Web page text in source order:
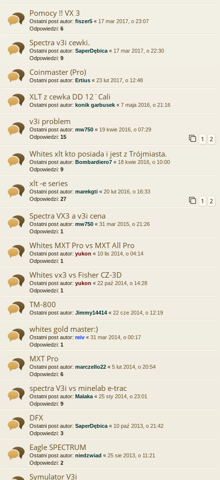
Pomocy !! VX 3
Ostatni post autor: fiszer5 « 17 mar 2017, o 23:07
Odpowiedzi: 6
Spectra v3i cewki.
Ostatni post autor: SaperDębica « 17 mar 2017, o 22:30
Odpowiedzi: 9
Coinmaster (Pro)
Ostatni post autor: Ertius « 23 lut 2017, o 12:48
XLT z cewka DD 12`Cali
Ostatni post autor: konik garbusek « 7 maja 2016, o 21:16
v3i problem
Ostatni post autor: mw750 « 19 kwie 2016, o 07:29
Odpowiedzi: 15 1 2
Whites xlt kto posiada i jest z Trójmiasta.
Ostatni post autor: Bombardiero7 « 18 kwie 2016, o 10:00
Odpowiedzi: 9
xlt -e series
Ostatni post autor: marekgti « 20 lut 2016, o 16:33
Odpowiedzi: 27 1 2
Spectra VX3 a v3i cena
Ostatni post autor: mw750 « 31 mar 2015, o 21:26
Odpowiedzi: 1
Whites MXT Pro vs MXT All Pro
Ostatni post autor: yukon « 10 lis 2014, o 04:14
Odpowiedzi: 1
Whites vx3 vs Fisher CZ-3D
Ostatni post autor: yukon « 22 paź 2014, o 14:28
Odpowiedzi: 1
TM-800
Ostatni post autor: Jimmy14414 « 22 cze 2014, o 12:19
whites gold master:)
Ostatni post autor: reiv « 31 mar 2014, o 00:17
Odpowiedzi: 1
MXT Pro
Ostatni post autor: marczello22 « 5 lut 2014, o 20:54
Odpowiedzi: 6
spectra V3i vs minelab e-trac
Ostatni post autor: Malaka « 25 sty 2014, o 23:01
Odpowiedzi: 9
DFX
Ostatni post autor: SaperDębica « 10 paź 2013, o 21:42
Odpowiedzi: 3
Eagle SPECTRUM
Ostatni post autor: niedzwiad « 25 sie 2013, o 11:21
Odpowiedzi: 2
Symulator V3i